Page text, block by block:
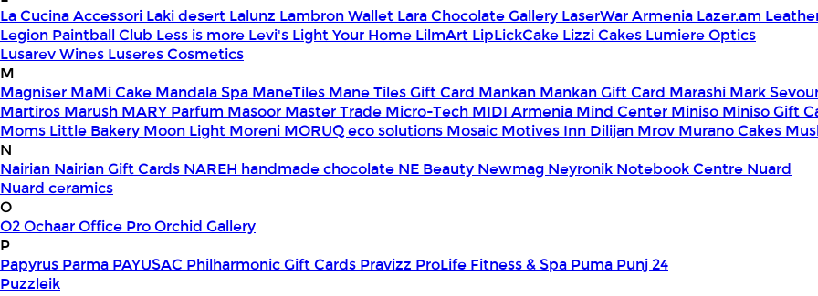
La Cucina Accessori Laki desert Lalunz Lambron Wallet Lara Chocolate Gallery LaserWar Armenia Lazer.am
Legion Paintball Club Less is more Levi's Light Your Home LilmArt LipLickCake Lizzi Cakes Lumiere Optics
Lusarev Wines Luseres Cosmetics
M
Magniser MaMi Cake Mandala Spa ManeTiles Mane Tiles Gift Card Mankan Mankan Gift Card Marashi Mark
Martiros Marush MARY Parfum Masoor Master Trade Micro-Tech MIDI Armenia Mind Center Miniso Miniso Gift
Moms Little Bakery Moon Light Moreni MORUQ eco solutions Mosaic Motives Inn Dilijan Mrov Murano Cakes
N
Nairian Nairian Gift Cards NAREH handmade chocolate NE Beauty Newmag Neyronik Notebook Centre Nuard
Nuard ceramics
O
O2OchaarOffice ProOrchid Gallery
P
Papyrus Parma PAYUSAC Philharmonic Gift Cards Pravizz ProLife Fitness & Spa Puma Punj 24
Puzzleik